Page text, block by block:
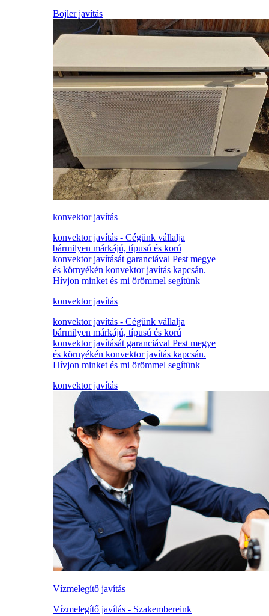
Bojler javítás
konvektor javítás
konvektor javítás - Cégünk vállalja
bármilyen márkájú, típusú és korú
konvektor javítását garanciával Pest megye
és környékén konvektor javítás kapcsán.
Hívjon minket és mi örömmel segítünk
konvektor javítás
konvektor javítás - Cégünk vállalja
bármilyen márkájú, típusú és korú
konvektor javítását garanciával Pest megye
és környékén konvektor javítás kapcsán.
Hívjon minket és mi örömmel segítünk
konvektor javítás
Vízmelegítő javítás
Vízmelegítő javítás - Szakembereink